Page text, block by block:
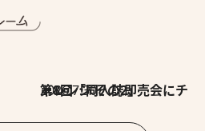
2026.7.30
第8回「同人誌即売会にチャレンジ その2」